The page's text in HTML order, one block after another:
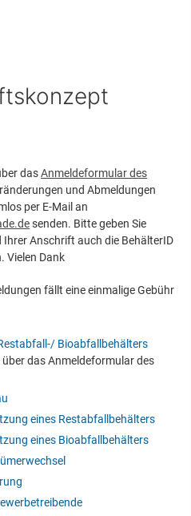
dasAnmeldeformular des
und Abmeldungen
per E-Mail an
senden. Bitte geben Sie
Anschrift auch die BehälterID
Vielen Dank
fällt eine einmalige Gebühr
Bioabfallbehälters
das Anmeldeformular des
eines Restabfallbehälters
eines Bioabfallbehälters